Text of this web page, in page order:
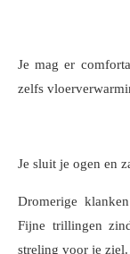
Je mag er
zelfs
Je sluit je ogen en
Dromerige
Fijne trillingen
streling voor je ziel.